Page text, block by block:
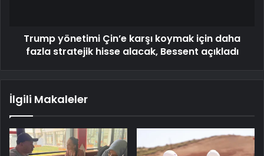
Trump yönetimi Çin’e karşı koymak için daha
fazla stratejik hisse alacak, Bessent açıkladı
İlgili Makaleler